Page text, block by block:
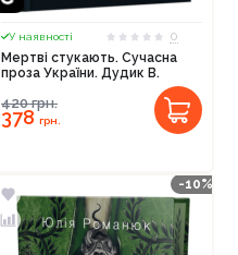
У наявності
0
Мертві стукають. Сучасна
проза України. Дудик В.
420грн.
378грн.
-10%